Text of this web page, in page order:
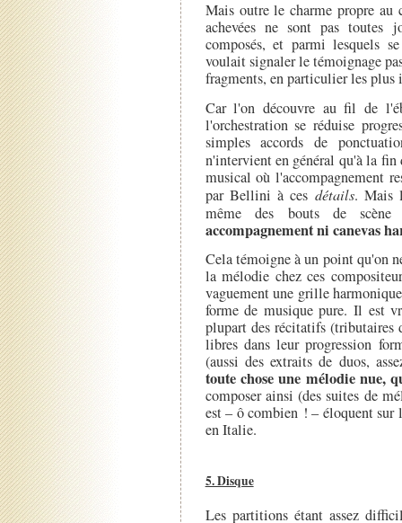
Mais outre le charme propre au
achevées ne sont pas toutes
composés, et parmi lesquels
voulait signaler le témoignage
fragments, en particulier les plus
Car l'on découvre au fil de
l'orchestration se réduise
simples accords de
n'intervient en général qu'à la
musical où l'accompagnement
par Bellini à ces détails. Mais
même des bouts de
accompagnement ni canevas
Cela témoigne à un point qu'on
la mélodie chez ces
vaguement une grille
forme de musique pure. Il est
plupart des récitatifs (tributaires
libres dans leur progression
(aussi des extraits de duos,
toute chose une mélodie nue,
composer ainsi (des suites de
est – ô combien ! – éloquent
en Italie.
5. Disque
Les partitions étant assez